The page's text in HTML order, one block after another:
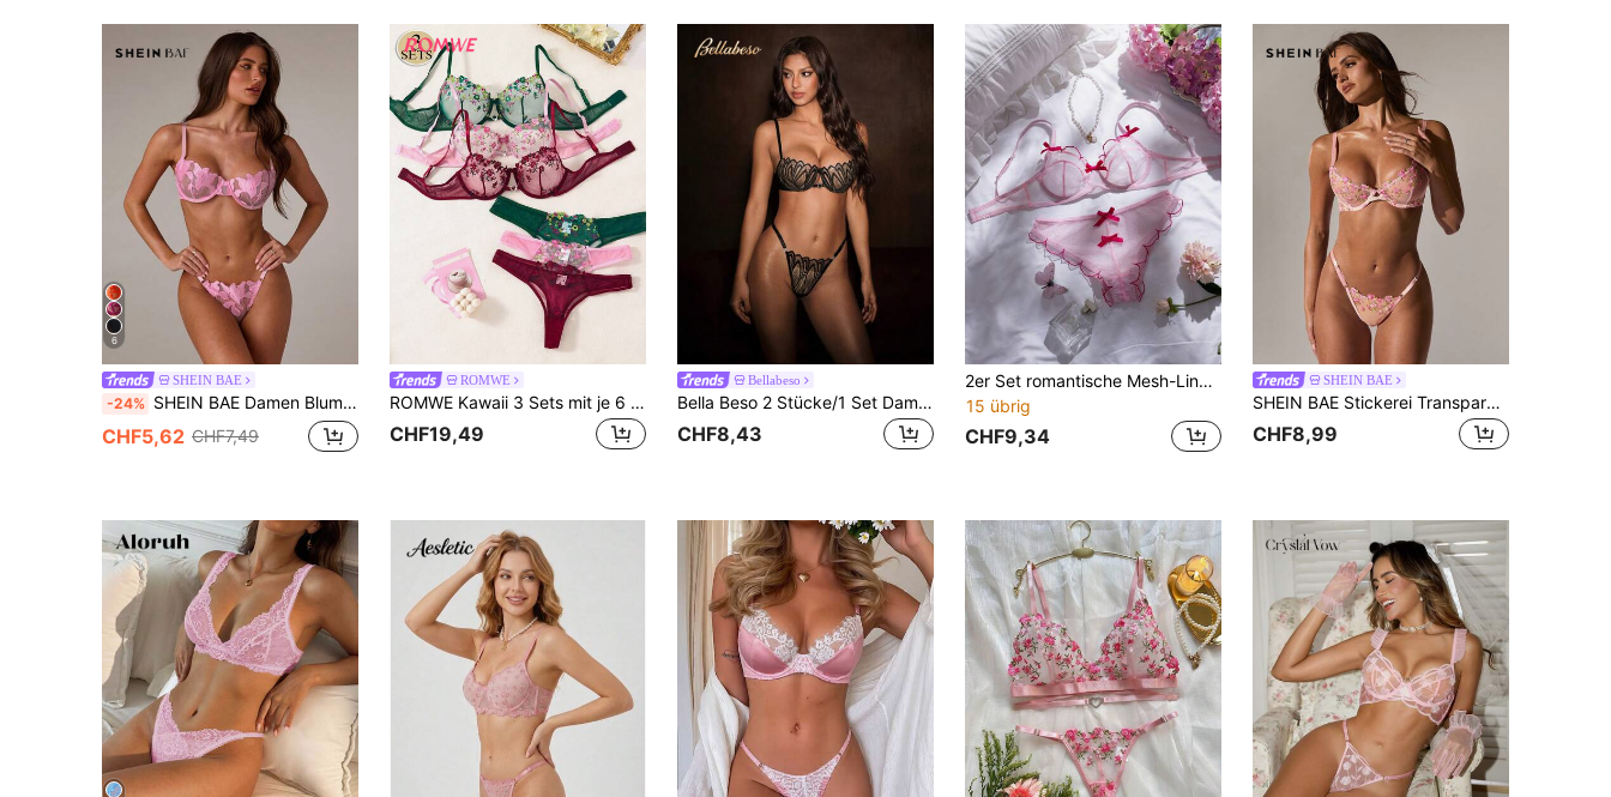
6
SHEIN BAE
-24% SHEIN BAE Damen Blumen bestickte Mesh BH & Slip Unterwäsche Set mit Bügel, 2 Stücke Dessous Set
CHF5,62 CHF7,49
ROMWE
ROMWE Kawaii 3 Sets mit je 6 Teilen Damen Dessous Sets in Mehrfarbig Sexy Stil in Schwarz Rot, Schwarz Blau und Burgunderrot Farben, Bequemer Alltagsstil Sexy Dessous
CHF19,49
Bellabeso
Bella Beso 2 Stücke/1 Set Damen Schwarzes Gestreiftes Blumen-Lingerie-Set, Transparentes Mesh-Top und Tanga, Romantischer Date-Night-Nachtclub-Stil Nachtwäsche
CHF8,43
2er Set romantische Mesh-Lingerie, Kontrastfarben mit Schleifen-Dekor, lebhaft und verspielt. Leichter, atmungsaktiver Stoff mit weichem Bügel, sanfter Halt ohne Enge. Verstellbare Schulterträger + Wellenkanten-Design, passt sich der Körperform für einen schlankeren Look an, unverzichtbar für süßen Stil, kombiniert Komfort und hohe Ästhetik.
15 übrig
CHF9,34
SHEIN BAE
SHEIN BAE Stickerei Transparenter Mesh Bügel-BH & Höschen Lingerie Set
CHF8,99